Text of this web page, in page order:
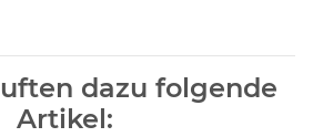
dazu folgende
Artikel: